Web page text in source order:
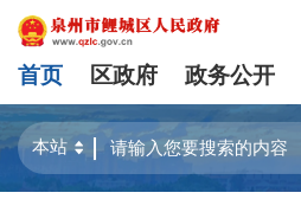
首页 区政府 政务公开